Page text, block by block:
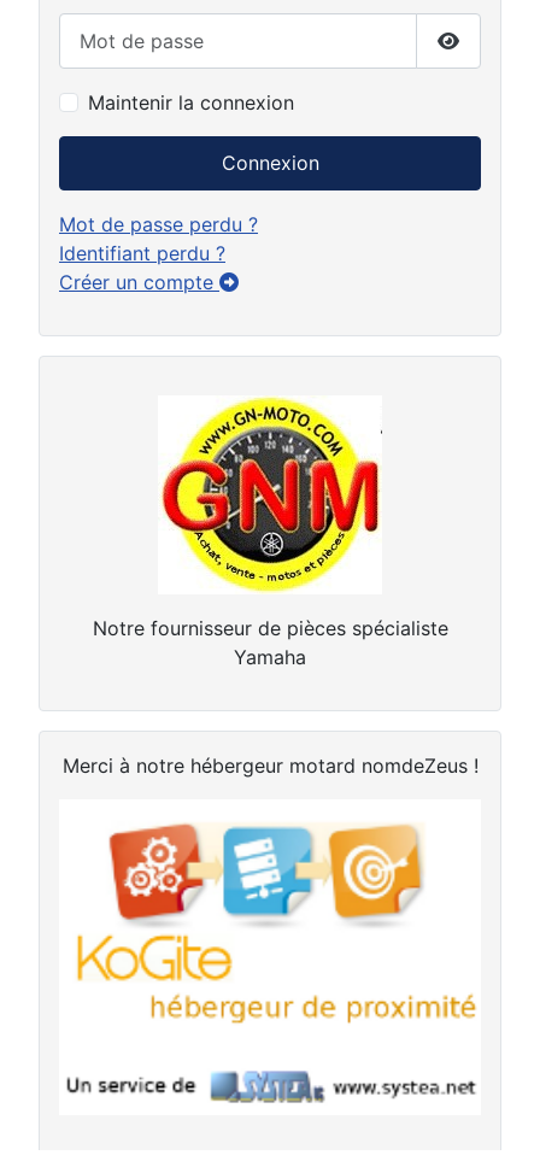
Afficher
Maintenir la connexion
Connexion
Mot de passe perdu ?
Identifiant perdu ?
Créer un compte
Notre fournisseur de pièces spécialiste
Yamaha
Merci à notre hébergeur motard nomdeZeus !